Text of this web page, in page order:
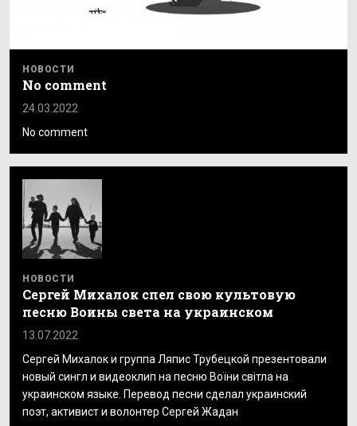
НОВОСТИ
No comment
24.03.2022
No comment
НОВОСТИ
Сергей Михалок спел свою культовую
песню Воины света на украинском
13.07.2022
Сергей Михалок и группа Ляпис Трубецкой презентовали
новый сингл и видеоклип на песню Воїни світла на
украинском языке. Перевод песни сделал украинский
поэт, активист и волонтер Сергей Жадан